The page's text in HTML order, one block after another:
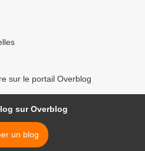
sur le portail Overblog
sur Overblog
un blog